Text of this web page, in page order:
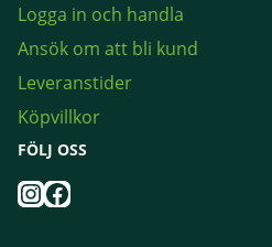
Logga in och handla
Ansök om att bli kund
Leveranstider
Köpvillkor
FÖLJ OSS
Instagram
Facebook